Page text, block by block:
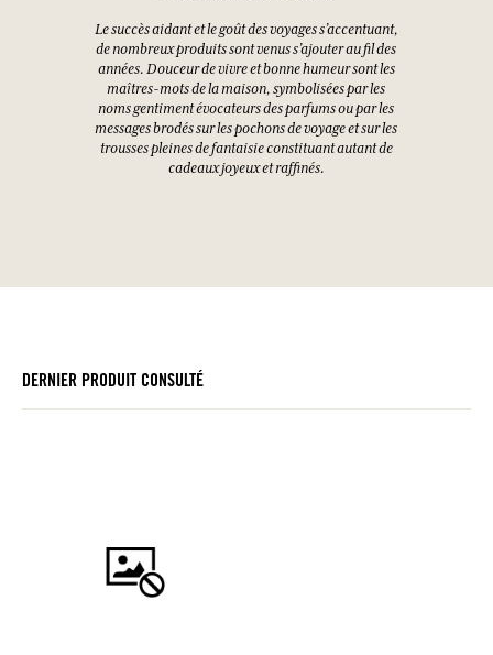
Le succès aidant et le goût des voyages s’accentuant,
de nombreux produits sont venus s’ajouter au fil des
années. Douceur de vivre et bonne humeur sont les
maîtres-mots de la maison, symbolisées par les
noms gentiment évocateurs des parfums ou par les
messages brodés sur les pochons de voyage et sur les
trousses pleines de fantaisie constituant autant de
cadeaux joyeux et raffinés.
DERNIER PRODUIT CONSULTÉ